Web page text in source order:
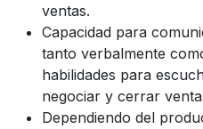
ventas.
Capacidad para
tanto verbalmente
habilidades para
negociar y cerrar
Dependiendo del